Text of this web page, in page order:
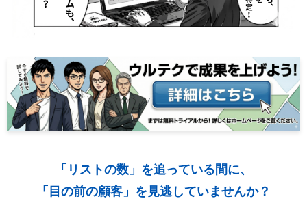
「リストの数」を追っている間に、
「目の前の顧客」を見逃していませんか？